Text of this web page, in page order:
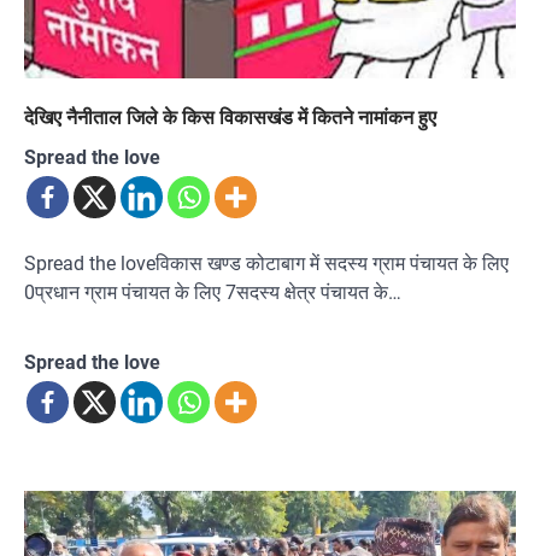
देखिए नैनीताल जिले के किस विकासखंड में कितने नामांकन हुए
Spread the love
Spread the loveविकास खण्ड कोटाबाग में सदस्य ग्राम पंचायत के लिए
0प्रधान ग्राम पंचायत के लिए 7सदस्य क्षेत्र पंचायत के…
Spread the love